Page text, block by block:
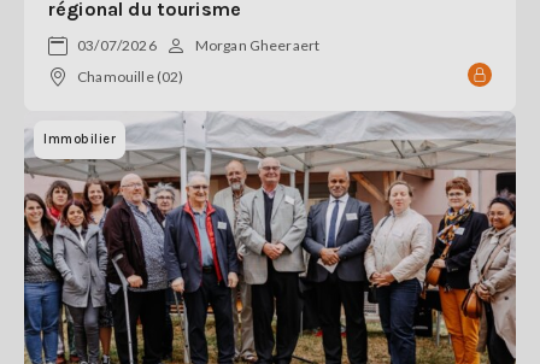
régional du tourisme
03/07/2026
Morgan Gheeraert
Chamouille (02)
Immobilier